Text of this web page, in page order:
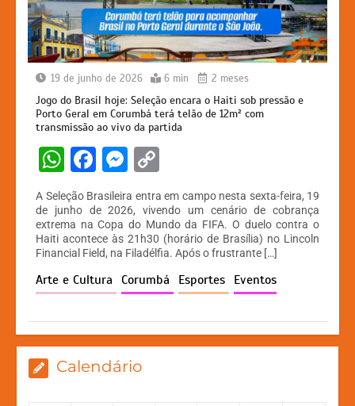
19 de junho de 2026 6 min 2 meses
Jogo do Brasil hoje: Seleção encara o Haiti sob pressão e
Porto Geral em Corumbá terá telão de 12m² com
transmissão ao vivo da partida
W
h
at
s
A
p
F
c
e
b
o
k
M
s
s
e
n
er
p
y
Li
n
A Seleção Brasileira entra em campo nesta sexta-feira, 19
de junho de 2026, vivendo um cenário de cobrança
extrema na Copa do Mundo da FIFA. O duelo contra o
Haiti acontece às 21h30 (horário de Brasília) no Lincoln
Financial Field, na Filadélfia. Após o frustrante […]
Arte e Cultura Corumbá Esportes Eventos
Calendário